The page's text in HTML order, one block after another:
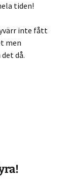
tiden!
inte fått
men
då.